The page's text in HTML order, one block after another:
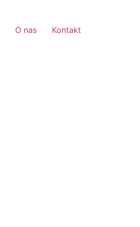
O nas Kontakt